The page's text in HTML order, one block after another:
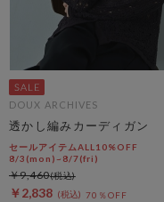
DOUX ARCHIVES
透かし編みカーディガン
セールアイテムALL10%OFF
8/3(mon)~8/7(fri)
￥2,838 70％OFF
￥9,460